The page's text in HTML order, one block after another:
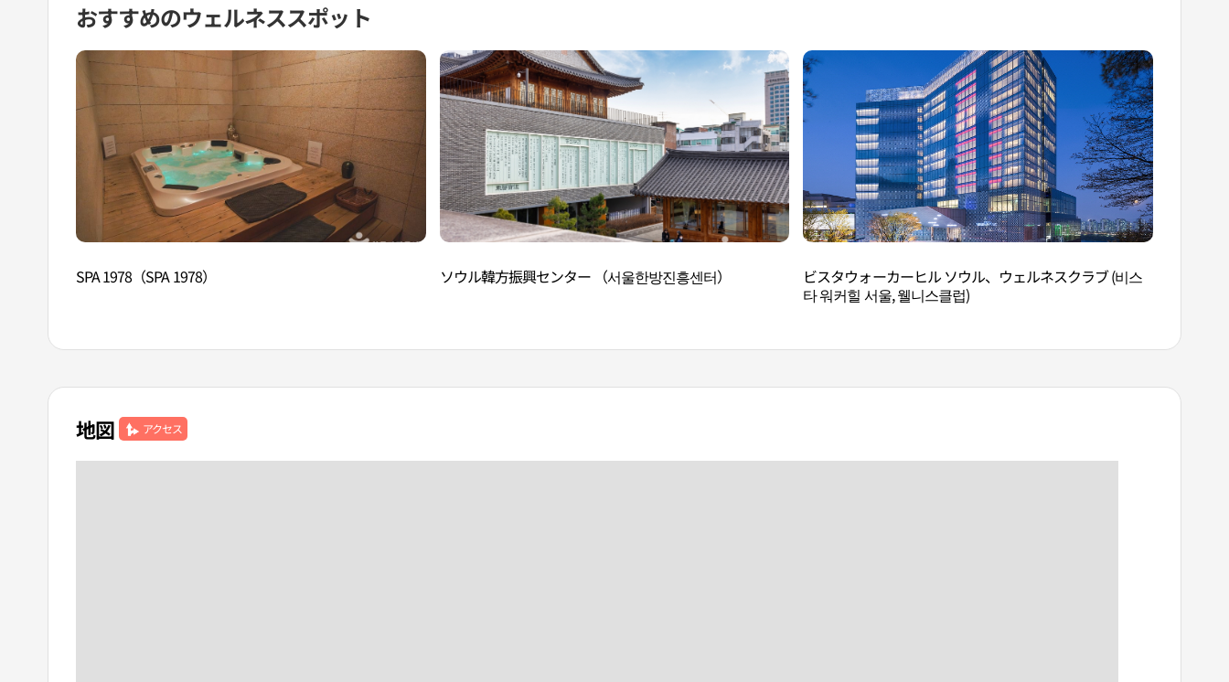
おすすめのウェルネススポット
SPA 1978（SPA 1978） ソウル韓方振興センター （서울한방진흥센터）
ビスタウォーカーヒル ソウル、ウェルネスクラブ (비스
타 워커힐 서울, 웰니스클럽)
地図 アクセス